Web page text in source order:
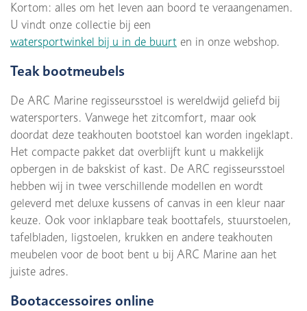
Kortom: alles om het leven aan boord te veraangenamen.
U vindt onze collectie bij een
watersportwinkel bij u in de buurt en in onze webshop.
Teak bootmeubels
De ARC Marine regisseursstoel is wereldwijd geliefd bij
watersporters. Vanwege het zitcomfort, maar ook
doordat deze teakhouten bootstoel kan worden ingeklapt.
Het compacte pakket dat overblijft kunt u makkelijk
opbergen in de bakskist of kast. De ARC regisseursstoel
hebben wij in twee verschillende modellen en wordt
geleverd met deluxe kussens of canvas in een kleur naar
keuze. Ook voor inklapbare teak boottafels, stuurstoelen,
tafelbladen, ligstoelen, krukken en andere teakhouten
meubelen voor de boot bent u bij ARC Marine aan het
juiste adres.
Bootaccessoires online